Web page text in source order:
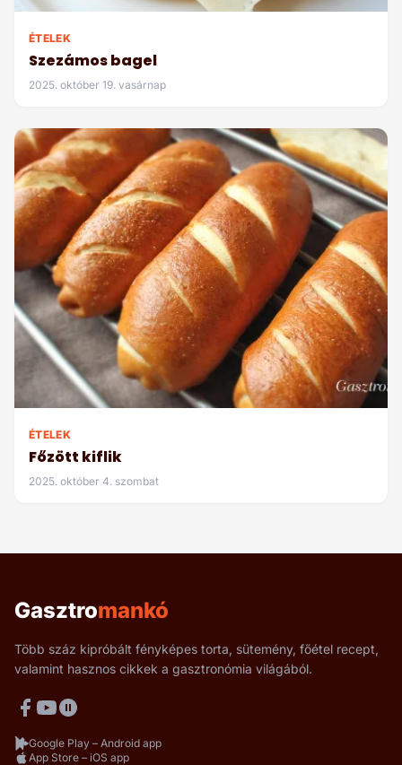
ÉTELEK
Szezámos bagel
2025. október 19. vasárnap
ÉTELEK
Főzött kiflik
2025. október 4. szombat
Gasztromankó
Több száz kipróbált fényképes torta, sütemény, főétel recept,
valamint hasznos cikkek a gasztronómia világából.
Google Play – Android app
App Store – iOS app